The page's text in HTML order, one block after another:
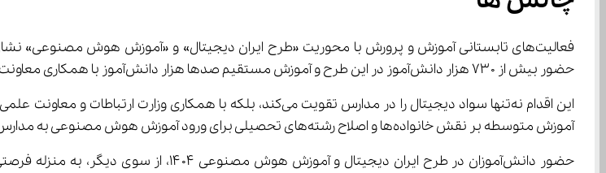
حضور بیش از ۷۳۰ هزار دانش‌آموز در این طرح و آموزش مستقیم صدها هزار دانش‌آموز با همکاری معاونت علمی، گام بلندی در جهت آماده‌سازی نسل آینده برای اقتصاد دیجیتال است.
آموزش متوسطه بر نقش خانواده‌ها و اصلاح رشته‌های تحصیلی برای ورود آموزش هوش مصنوعی به مدارس، نشان می‌دهد آینده آموزش کشور در مسیر تازه‌ای قرار گرفته است.